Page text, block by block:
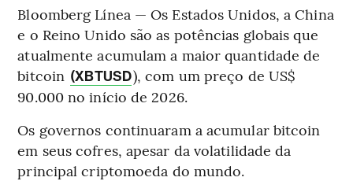
Bloomberg Línea — Os Estados Unidos, a China
e o Reino Unido são as potências globais que
atualmente acumulam a maior quantidade de
bitcoin (XBTUSD), com um preço de US$
90.000 no início de 2026.
Os governos continuaram a acumular bitcoin
em seus cofres, apesar da volatilidade da
principal criptomoeda do mundo.